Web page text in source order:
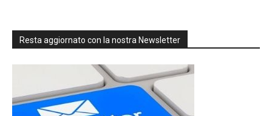
Resta aggiornato con la nostra Newsletter